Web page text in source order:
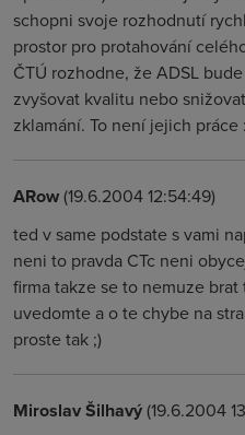
schopni svoje rozhodnutí
prostor pro protahování
ČTÚ rozhodne, že ADSL
zvyšovat kvalitu nebo
zklamání. To není jejich práce
ARow(19.6.2004 12:54:49)
ted v same podstate s vami
neni to pravda CTc neni
firma takze se to nemuze
uvedomte a o te chybe na
proste tak ;)
Miroslav Šilhavý(19.6.2004